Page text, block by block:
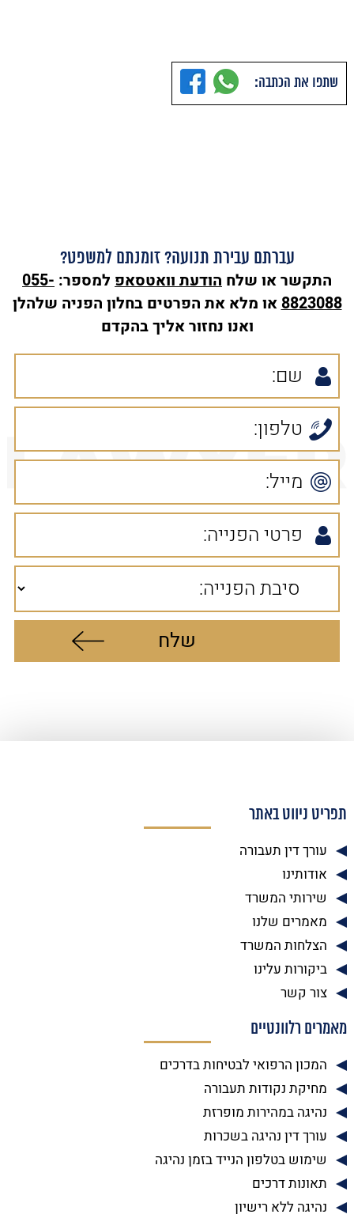
שתפו את הכתבה:
עברתם עבירת תנועה? זומנתם למשפט?
התקשר או שלח הודעת וואטסאפ למספר: 055-
8823088 או מלא את הפרטים בחלון הפניה שלהלן
ואנו נחזור אליך בהקדם
תפריט ניווט באתר
עורך דין תעבורה
אודותינו
שירותי המשרד
מאמרים שלנו
הצלחות המשרד
ביקורות עלינו
צור קשר
מאמרים רלוונטיים
המכון הרפואי לבטיחות בדרכים
מחיקת נקודות תעבורה
נהיגה במהירות מופרזת
עורך דין נהיגה בשכרות
שימוש בטלפון הנייד בזמן נהיגה
תאונות דרכים
נהיגה ללא רישיון